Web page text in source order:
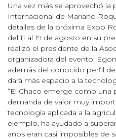
Una vez más se aprovechó la
Internacional de Mariano
detalles de la próxima Expo
del 11 al 19 de agosto en su
realizó el presidente de la
organizadora del evento,
además del conocido perfil
dará más espacio a la
“El Chaco emerge como una
demanda de valor muy
tecnología aplicada a la
ejemplo, ha ayudado a
años eran casi imposibles de